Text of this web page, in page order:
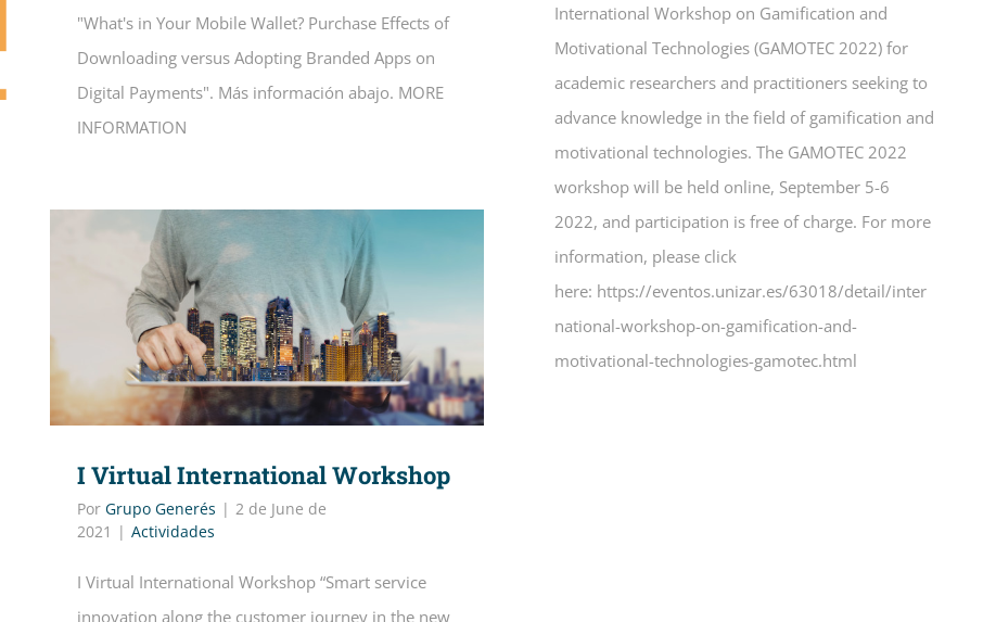
"What's in Your Mobile Wallet? Purchase Effects of
Downloading versus Adopting Branded Apps on
Digital Payments". Más información abajo. MORE
INFORMATION
International Workshop on Gamification and
Motivational Technologies (GAMOTEC 2022) for
academic researchers and practitioners seeking to
advance knowledge in the field of gamification and
motivational technologies. The GAMOTEC 2022
workshop will be held online, September 5-6
2022, and participation is free of charge. For more
information, please click
here: https://eventos.unizar.es/63018/detail/inter
national-workshop-on-gamification-and-
motivational-technologies-gamotec.html
I Virtual International Workshop
Por Grupo Generés | 2 de June de
2021 | Actividades
I Virtual International Workshop “Smart service
innovation along the customer journey in the new